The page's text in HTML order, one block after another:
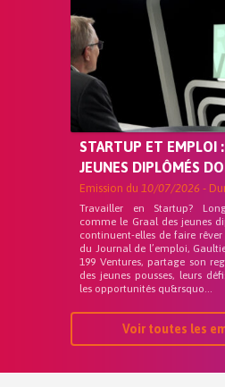
STARTUP ET EMPLOI
JEUNES DIPLÔMÉS
Emission du 10/07/2026 -
Travailler en Startup?
comme le Graal des jeunes
continuent-elles de faire
du Journal de l’emploi,
199 Ventures, partage son
des jeunes pousses, leurs
les opportunités qu&rsquo...
Voir toutes les